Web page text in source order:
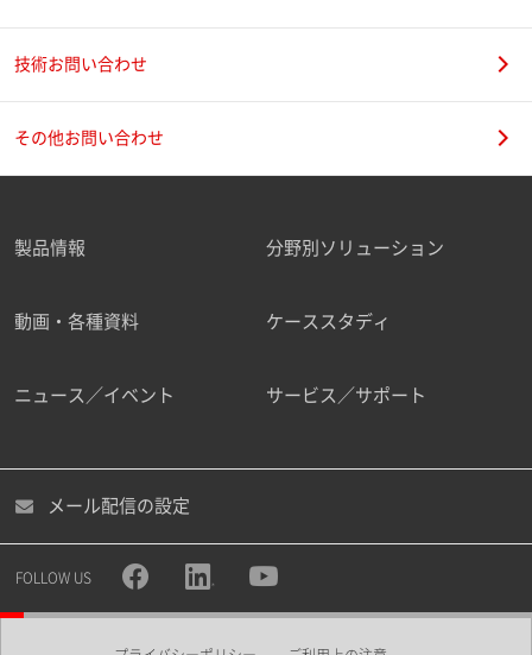
技術お問い合わせ
その他お問い合わせ
製品情報 分野別ソリューション
動画・各種資料 ケーススタディ
ニュース／イベント サービス／サポート
メール配信の設定
FOLLOW US